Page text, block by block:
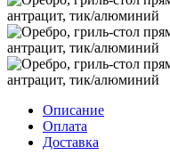
Описание
Оплата
Доставка